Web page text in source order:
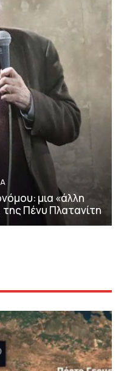
μια «άλλη
της Πένυ Πλατανίτη